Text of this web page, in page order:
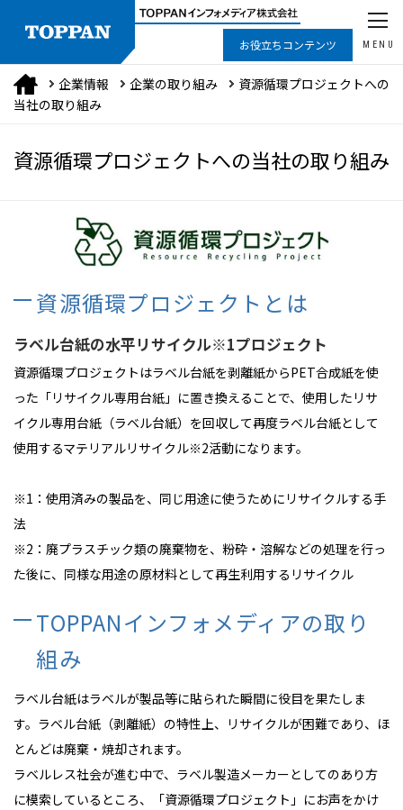
お役立ちコンテンツ MENU
企業情報 企業の取り組み
資源循環プロジェクトへの
当社の取り組み
資源循環プロジェクトへの当社の取り組み
資源循環プロジェクトとは
ラベル台紙の水平リサイクル※1プロジェクト
資源循環プロジェクトはラベル台紙を剥離紙からPET合成紙を使
った「リサイクル専用台紙」に置き換えることで、使用したリサ
イクル専用台紙（ラベル台紙）を回収して再度ラベル台紙として
使用するマテリアルリサイクル※2活動になります。
※1 ：使用済みの製品を、同じ用途に使うためにリサイクルする手
法
※2 ：廃プラスチック類の廃棄物を、粉砕・溶解などの処理を行っ
た後に、同様な用途の原材料として再生利用するリサイクル
TOPPANインフォメディアの取り
組み
ラベル台紙はラベルが製品等に貼られた瞬間に役目を果たしま
す。ラベル台紙（剥離紙）の特性上、リサイクルが困難であり、ほ
とんどは廃棄・焼却されます。
ラベルレス社会が進む中で、ラベル製造メーカーとしてのあり方
に模索しているところ、「資源循環プロジェクト」にお声をかけ